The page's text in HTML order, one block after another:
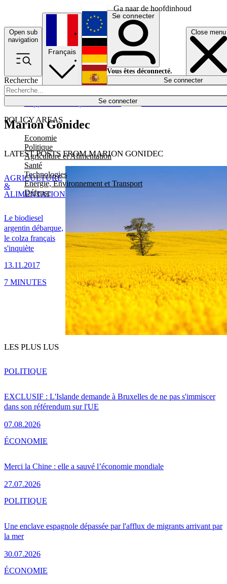
Ga naar de hoofdinhoud
Open sub
navigation
Close menu
Recherche
Se connecter
POLICY AREAS
Economie
Politique
Agriculture et Alimentation
Santé
Technologies
Energie, Environnement et Transport
Défense
Économie
Français
English
Deutsch
Español
Se connecter
Vous êtes déconnecté.
Se connecter
Marion Gonidec
LATEST POSTS FROM MARION GONIDEC
Le biodiesel
argentin débarque,
le colza français
s'inquiète
13.11.2017
AGRICULTURE
&
ALIMENTATION
7 MINUTES
LES PLUS LUS
EXCLUSIF : L'Islande demande à Bruxelles de ne pas s'immiscer
dans son référendum sur l'UE
07.08.2026
POLITIQUE
Merci la Chine : elle a sauvé l’économie mondiale
27.07.2026
ÉCONOMIE
Une enclave espagnole dépassée par l'afflux de migrants arrivant par
la mer
30.07.2026
POLITIQUE
ÉCONOMIE